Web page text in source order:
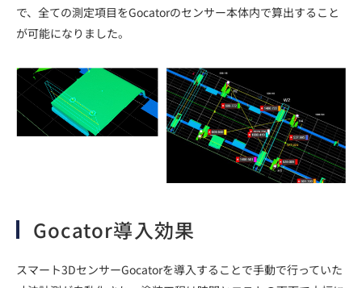
で、全ての測定項目をGocatorのセンサー本体内で算出すること
が可能になりました。
Gocator導入効果
スマート3DセンサーGocatorを導入することで手動で行っていた